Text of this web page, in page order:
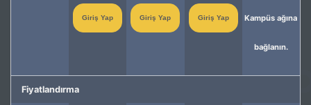
Giriş Yap Giriş Yap Giriş Yap Kampüs ağına
bağlanın.
Fiyatlandırma